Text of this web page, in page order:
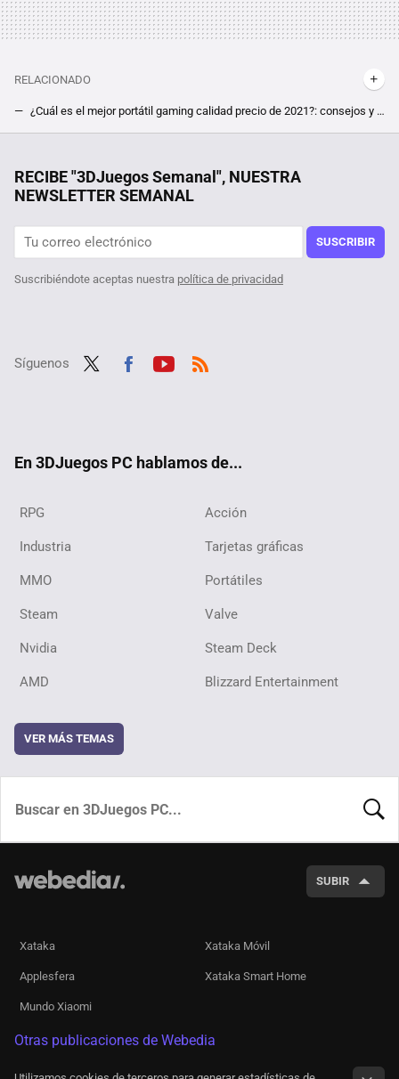
RELACIONADO
¿Cuál es el mejor portátil gaming calidad precio de 2021?: consejos y recomendaciones
Se cambia de CPU pensando que la suya estaba defectuosa, cuando en realidad sólo se olvidó de un detalle al montarlo en el PC y no es el que crees
RECIBE "3DJuegos Semanal", NUESTRA
NEWSLETTER SEMANAL
SUSCRIBIR
Suscribiéndote aceptas nuestra política de privacidad
Síguenos
En 3DJuegos PC hablamos de...
RPG Acción
Industria Tarjetas gráficas
MMO Portátiles
Steam Valve
Nvidia Steam Deck
AMD Blizzard Entertainment
VER MÁS TEMAS
SUBIR
Xataka Xataka Móvil
Applesfera Xataka Smart Home
Mundo Xiaomi
Otras publicaciones de Webedia